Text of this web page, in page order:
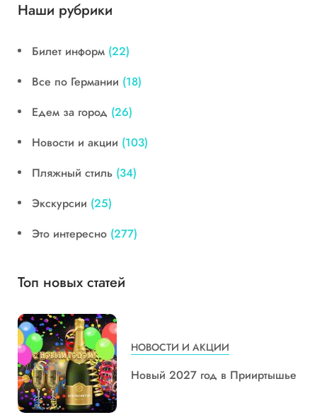
Наши рубрики
Билет информ (22)
Все по Германии (18)
Едем за город (26)
Новости и акции (103)
Пляжный стиль (34)
Экскурсии (25)
Это интересно (277)
Топ новых статей
НОВОСТИ И АКЦИИ
Новый 2027 год в Прииртышье